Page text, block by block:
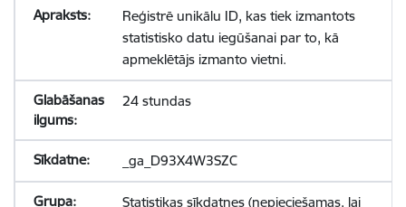
Reģistrē unikālu ID, kas tiek izmantots
statistisko datu iegūšanai par to, kā
apmeklētājs izmanto vietni.
24 stundas
_ga_D93X4W3SZC
Statistikas sīkdatnes (nepieciešamas, lai